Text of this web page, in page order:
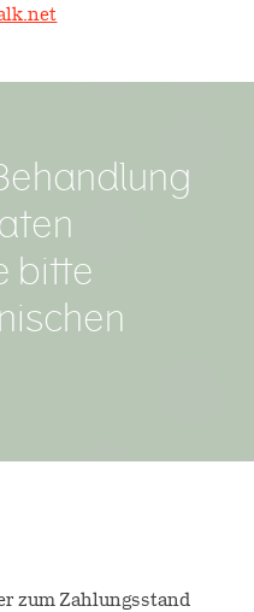
bitte
zum Zahlungsstand